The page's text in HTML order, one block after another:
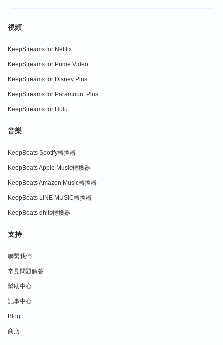
視頻
KeepStreams for Netflix
KeepStreams for Prime Video
KeepStreams for Disney Plus
KeepStreams for Paramount Plus
KeepStreams for Hulu
音樂
KeepBeats Spotify轉換器
KeepBeats Apple Music轉換器
KeepBeats Amazon Music轉換器
KeepBeats LINE MUSIC轉換器
KeepBeats dhits轉換器
支持
聯繫我們
常見問題解答
幫助中心
記事中心
Blog
商店